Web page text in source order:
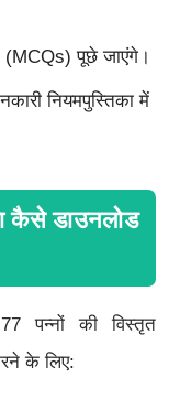
(MCQs) पूछे जाएंगे।
नियमपुस्तिका में
कैसे डाउनलोड
पन्नों की विस्तृत
के लिए: